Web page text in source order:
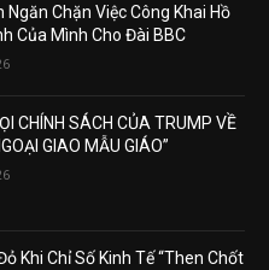
Ngăn Chặn Việc Công Khai Hồ
Của Mình Cho Đài BBC
CHÍNH SÁCH CỦA TRUMP VỀ
GIAO MẪU GIÁO”
Khi Chỉ Số Kinh Tế “Then Chốt